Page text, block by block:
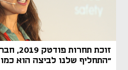
"התחליף שלנו לביצה הוא